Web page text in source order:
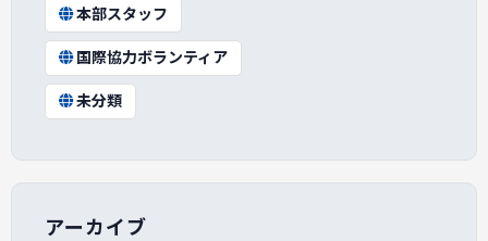
本部スタッフ
国際協力ボランティア
未分類
アーカイブ